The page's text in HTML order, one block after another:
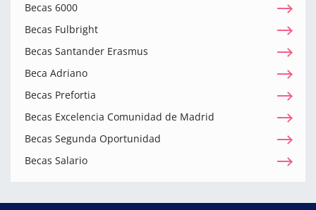
Becas 6000
Becas Fulbright
Becas Santander Erasmus
Beca Adriano
Becas Prefortia
Becas Excelencia Comunidad de Madrid
Becas Segunda Oportunidad
Becas Salario